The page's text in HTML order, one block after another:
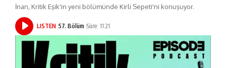
İnan, Kritik Eşik'in yeni bölümünde Kirli Sepeti'ni konuşuyor.
LISTEN 57. Bölüm Süre: 11:21